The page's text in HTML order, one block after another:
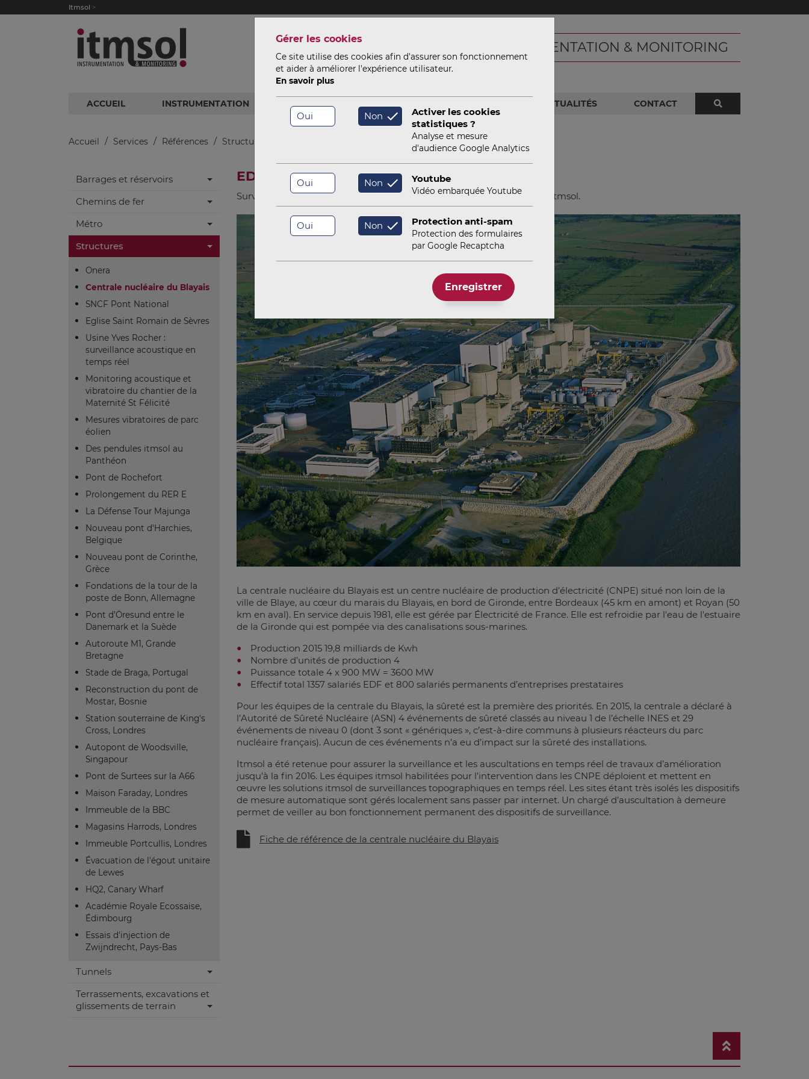
Itmsol
-
INSTRUMENTATION & MONITORING
ACCUEIL INSTRUMENTATION SERVICES ACTUALITÉS CONTACT
Accueil / Services / Références / Structures
Barrages et réservoirs
Chemins de fer
Métro
Structures
Onera
Centrale nucléaire du Blayais
SNCF Pont National
Eglise Saint Romain de Sèvres
Usine Yves Rocher :
surveillance acoustique en
temps réel
Monitoring acoustique et
vibratoire du chantier de la
Maternité St Félicité
Mesures vibratoires de parc
éolien
Des pendules itmsol au
Panthéon
Pont de Rochefort
Prolongement du RER E
La Défense Tour Majunga
Nouveau pont d'Harchies,
Belgique
Nouveau pont de Corinthe,
Grèce
Fondations de la tour de la
poste de Bonn, Allemagne
Pont d’Öresund entre le
Danemark et la Suède
Autoroute M1, Grande
Bretagne
Stade de Braga, Portugal
Reconstruction du pont de
Mostar, Bosnie
Station souterraine de King's
Cross, Londres
Autopont de Woodsville,
Singapour
Pont de Surtees sur la A66
Maison Faraday, Londres
Immeuble de la BBC
Magasins Harrods, Londres
Immeuble Portcullis, Londres
Évacuation de l'égout unitaire
de Lewes
HQ2, Canary Wharf
Académie Royale Ecossaise,
Édimbourg
Essais d'injection de
Zwijndrecht, Pays-Bas
Tunnels
Terrassements, excavations et
glissements de terrain
EDF Centrale nucléaire du Blayais
Surveillance en temps réel de travaux d’amélioration du site confiée à itmsol.
La centrale nucléaire du Blayais est un centre nucléaire de production d’électricité (CNPE) situé non loin de la
ville de Blaye, au cœur du marais du Blayais, en bord de Gironde, entre Bordeaux (45 km en amont) et Royan (50
km en aval). En service depuis 1981, elle est gérée par Électricité de France. Elle est refroidie par l'eau de l'estuaire
de la Gironde qui est pompée via des canalisations sous-marines.
Production 2015 19,8 milliards de Kwh
Nombre d’unités de production 4
Puissance totale 4 x 900 MW = 3600 MW
Effectif total 1357 salariés EDF et 800 salariés permanents d’entreprises prestataires
Pour les équipes de la centrale du Blayais, la sûreté est la première des priorités. En 2015, la centrale a déclaré à
l’Autorité de Sûreté Nucléaire (ASN) 4 événements de sûreté classés au niveau 1 de l’échelle INES et 29
événements de niveau 0 (dont 3 sont « génériques », c’est-à-dire communs à plusieurs réacteurs du parc
nucléaire français). Aucun de ces événements n’a eu d’impact sur la sûreté des installations.
Itmsol a été retenue pour assurer la surveillance et les auscultations en temps réel de travaux d’amélioration
jusqu’à la fin 2016. Les équipes itmsol habilitées pour l’intervention dans les CNPE déploient et mettent en
œuvre les solutions itmsol de surveillances topographiques en temps réel. Les sites étant très isolés les dispositifs
de mesure automatique sont gérés localement sans passer par internet. Un chargé d’auscultation à demeure
permet de veiller au bon fonctionnement permanent des dispositifs de surveillance.
Fiche de référence de la centrale nucléaire du Blayais
Gérer les cookies
Ce site utilise des cookies afin d'assurer son fonctionnement
et aider à améliorer l'expérience utilisateur.
En savoir plus
Oui Non
Activer les cookies
statistiques ?
Analyse et mesure
d'audience Google Analytics
Oui Non Youtube
Vidéo embarquée Youtube
Oui Non Protection anti-spam
Protection des formulaires
par Google Recaptcha
Enregistrer